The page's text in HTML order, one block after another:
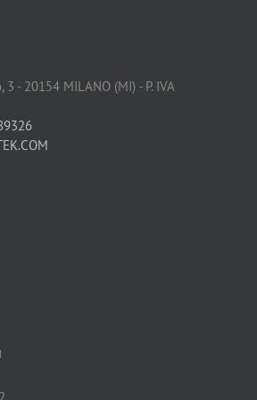
- 20154 MILANO (MI) - P. IVA